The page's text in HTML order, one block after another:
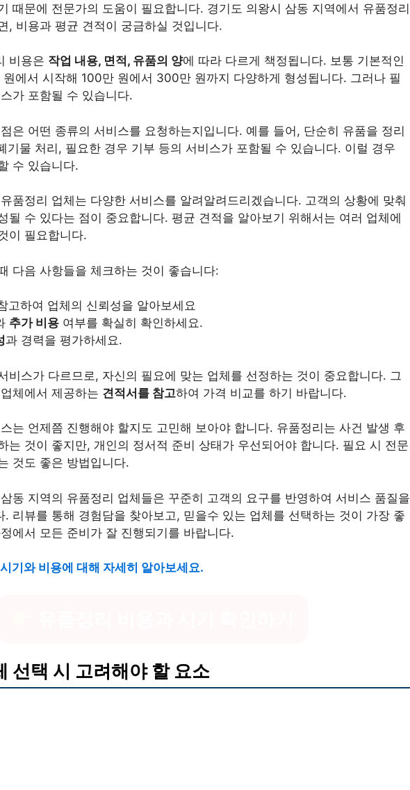
때문에 전문가의 도움이 필요합니다. 경기도 의왕시 삼동 지역에서 유품정리
, 비용과 평균 견적이 궁금하실 것입니다.
비용은 작업 내용, 면적, 유품의 양에 따라 다르게 책정됩니다. 보통 기본적인
에서 시작해 100만 원에서 300만 원까지 다양하게 형성됩니다. 그러나 필
가 포함될 수 있습니다.
은 어떤 종류의 서비스를 요청하는지입니다. 예를 들어, 단순히 유품을 정리
기물 처리, 필요한 경우 기부 등의 서비스가 포함될 수 있습니다. 이럴 경우
수 있습니다.
품정리 업체는 다양한 서비스를 알려알려드리겠습니다. 고객의 상황에 맞춰
될 수 있다는 점이 중요합니다. 평균 견적을 알아보기 위해서는 여러 업체에
이 필요합니다.
다음 사항들을 체크하는 것이 좋습니다:
고하여 업체의 신뢰성을 알아보세요
추가 비용 여부를 확실히 확인하세요.
과 경력을 평가하세요.
비스가 다르므로, 자신의 필요에 맞는 업체를 선정하는 것이 중요합니다. 그
체에서 제공하는 견적서를 참고하여 가격 비교를 하기 바랍니다.
는 언제쯤 진행해야 할지도 고민해 보아야 합니다. 유품정리는 사건 발생 후
는 것이 좋지만, 개인의 정서적 준비 상태가 우선되어야 합니다. 필요 시 전문
것도 좋은 방법입니다.
동 지역의 유품정리 업체들은 꾸준히 고객의 요구를 반영하여 서비스 품질을
. 리뷰를 통해 경험담을 찾아보고, 믿을수 있는 업체를 선택하는 것이 가장 좋
에서 모든 준비가 잘 진행되기를 바랍니다.
기와 비용에 대해 자세히 알아보세요.
선택 시 고려해야 할 요소